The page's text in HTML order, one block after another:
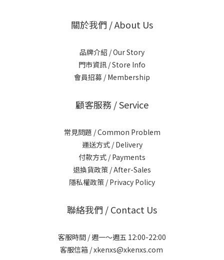
關於我們 / About Us
品牌介紹 / Our Story
門市資訊 / Store Info
會員招募 / Membership
顧客服務 / Service
常見問題 / Common Problem
運送方式 / Delivery
付款方式 / Payments
退換貨政策 / After-Sales
隱私權政策 / Privacy Policy
聯絡我們 / Contact Us
客服時間 / 週一～週五 12:00-22:00
客服信箱 / xkenxs@xkenxs.com